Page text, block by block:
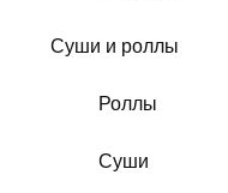
Суши и роллы
Роллы
Суши